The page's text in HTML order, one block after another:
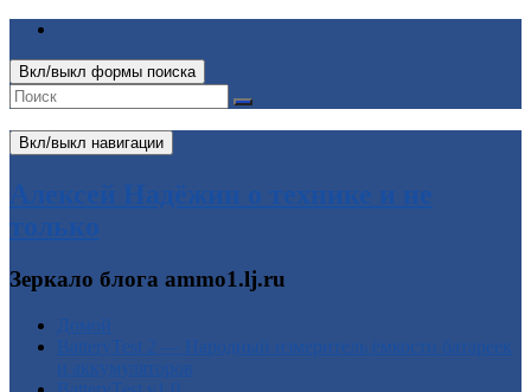
Вкл/выкл формы поиска
Вкл/выкл навигации
Алексей Надёжин о технике и не
только
Зеркало блога ammo1.lj.ru